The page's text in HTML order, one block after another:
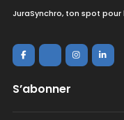
JuraSynchro, ton spot pour
S’abonner